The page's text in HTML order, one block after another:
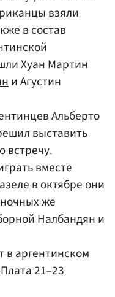
взяли
в состав
Хуан Мартин
и Агустин
Альберто
выставить
встречу.
вместе
в октябре они
же
Налбандян и
в аргентинском
21–23